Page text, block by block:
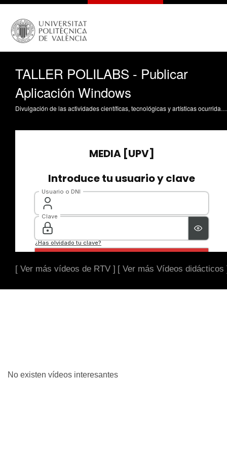
TALLER POLILABS - Publicar
Aplicación Windows
Divulgación de las actividades científicas, tecnológicas y artísticas ocurridas en los tres campus de la UPV
[ Ver más vídeos de RTV ] [ Ver más Vídeos didácticos
No existen vídeos interesantes